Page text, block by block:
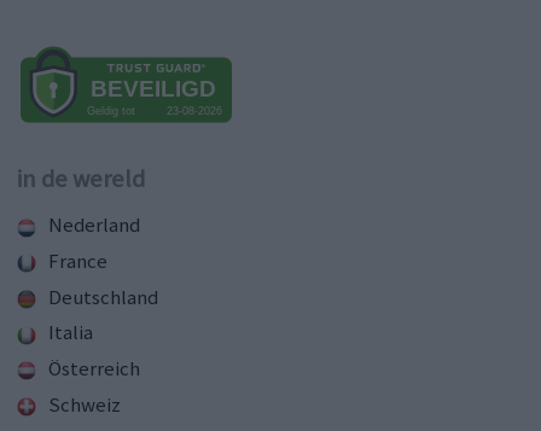
in de wereld
Nederland
France
Deutschland
Italia
Österreich
Schweiz